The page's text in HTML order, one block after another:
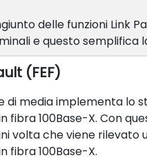
delle funzioni Link
e questo semplifica
(FEF)
media implementa lo
fibra 100Base-X. Con
volta che viene
fibra 100Base-X.